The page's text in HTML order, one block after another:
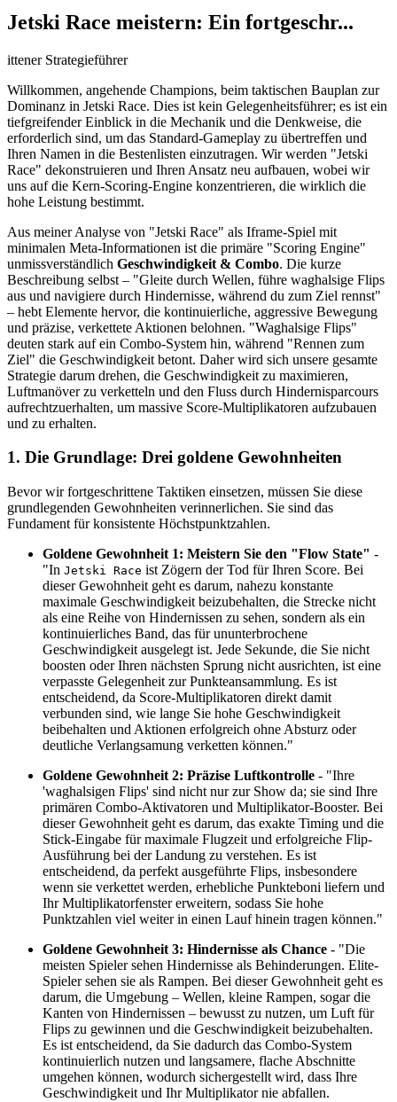
Jetski Race meistern: Ein fortgeschr...
ittener Strategieführer
Willkommen, angehende Champions, beim taktischen Bauplan zur
Dominanz in Jetski Race. Dies ist kein Gelegenheitsführer; es ist ein
tiefgreifender Einblick in die Mechanik und die Denkweise, die
erforderlich sind, um das Standard-Gameplay zu übertreffen und
Ihren Namen in die Bestenlisten einzutragen. Wir werden "Jetski
Race" dekonstruieren und Ihren Ansatz neu aufbauen, wobei wir
uns auf die Kern-Scoring-Engine konzentrieren, die wirklich die
hohe Leistung bestimmt.
Aus meiner Analyse von "Jetski Race" als Iframe-Spiel mit
minimalen Meta-Informationen ist die primäre "Scoring Engine"
unmissverständlich Geschwindigkeit & Combo. Die kurze
Beschreibung selbst – "Gleite durch Wellen, führe waghalsige Flips
aus und navigiere durch Hindernisse, während du zum Ziel rennst"
– hebt Elemente hervor, die kontinuierliche, aggressive Bewegung
und präzise, verkettete Aktionen belohnen. "Waghalsige Flips"
deuten stark auf ein Combo-System hin, während "Rennen zum
Ziel" die Geschwindigkeit betont. Daher wird sich unsere gesamte
Strategie darum drehen, die Geschwindigkeit zu maximieren,
Luftmanöver zu verketteln und den Fluss durch Hindernisparcours
aufrechtzuerhalten, um massive Score-Multiplikatoren aufzubauen
und zu erhalten.
1. Die Grundlage: Drei goldene Gewohnheiten
Bevor wir fortgeschrittene Taktiken einsetzen, müssen Sie diese
grundlegenden Gewohnheiten verinnerlichen. Sie sind das
Fundament für konsistente Höchstpunktzahlen.
Goldene Gewohnheit 1: Meistern Sie den "Flow State" -
"In Jetski Race ist Zögern der Tod für Ihren Score. Bei
dieser Gewohnheit geht es darum, nahezu konstante
maximale Geschwindigkeit beizubehalten, die Strecke nicht
als eine Reihe von Hindernissen zu sehen, sondern als ein
kontinuierliches Band, das für ununterbrochene
Geschwindigkeit ausgelegt ist. Jede Sekunde, die Sie nicht
boosten oder Ihren nächsten Sprung nicht ausrichten, ist eine
verpasste Gelegenheit zur Punkteansammlung. Es ist
entscheidend, da Score-Multiplikatoren direkt damit
verbunden sind, wie lange Sie hohe Geschwindigkeit
beibehalten und Aktionen erfolgreich ohne Absturz oder
deutliche Verlangsamung verketten können."
Goldene Gewohnheit 2: Präzise Luftkontrolle - "Ihre
'waghalsigen Flips' sind nicht nur zur Show da; sie sind Ihre
primären Combo-Aktivatoren und Multiplikator-Booster. Bei
dieser Gewohnheit geht es darum, das exakte Timing und die
Stick-Eingabe für maximale Flugzeit und erfolgreiche Flip-
Ausführung bei der Landung zu verstehen. Es ist
entscheidend, da perfekt ausgeführte Flips, insbesondere
wenn sie verkettet werden, erhebliche Punkteboni liefern und
Ihr Multiplikatorfenster erweitern, sodass Sie hohe
Punktzahlen viel weiter in einen Lauf hinein tragen können."
Goldene Gewohnheit 3: Hindernisse als Chance - "Die
meisten Spieler sehen Hindernisse als Behinderungen. Elite-
Spieler sehen sie als Rampen. Bei dieser Gewohnheit geht es
darum, die Umgebung – Wellen, kleine Rampen, sogar die
Kanten von Hindernissen – bewusst zu nutzen, um Luft für
Flips zu gewinnen und die Geschwindigkeit beizubehalten.
Es ist entscheidend, da Sie dadurch das Combo-System
kontinuierlich nutzen und langsamere, flache Abschnitte
umgehen können, wodurch sichergestellt wird, dass Ihre
Geschwindigkeit und Ihr Multiplikator nie abfallen.